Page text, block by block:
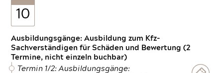
10
Ausbildungsgänge: Ausbildung zum Kfz-
Sachverständigen für Schäden und Bewertung (2
Termine, nicht einzeln buchbar)
Termin 1/2: Ausbildungsgänge: